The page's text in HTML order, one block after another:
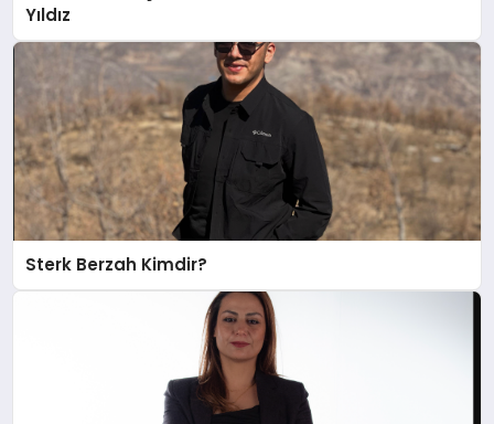
Yıldız
Sterk Berzah Kimdir?